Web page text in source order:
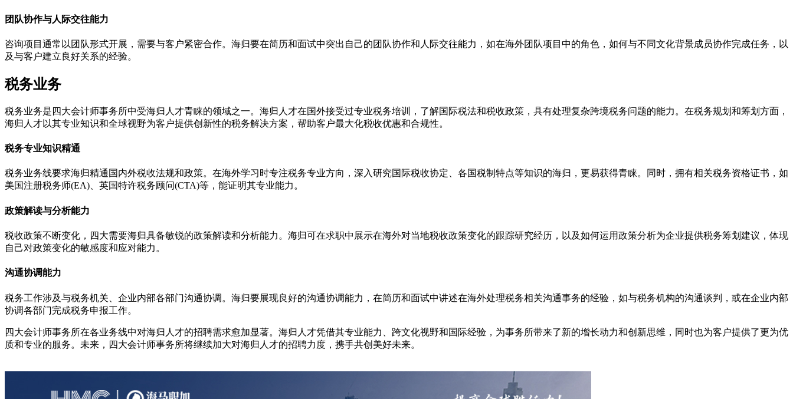
团队协作与人际交往能力
咨询项目通常以团队形式开展，需要与客户紧密合作。海归要在简历和面试中突出自己的团队协作和人际交往能力，如在海外团队项目中的角色，如何与不同文化背景成员协作完成任务，以
及与客户建立良好关系的经验。
税务业务
税务业务是四大会计师事务所中受海归人才青睐的领域之一。海归人才在国外接受过专业税务培训，了解国际税法和税收政策，具有处理复杂跨境税务问题的能力。在税务规划和筹划方面，
海归人才以其专业知识和全球视野为客户提供创新性的税务解决方案，帮助客户最大化税收优惠和合规性。
税务专业知识精通
税务业务线要求海归精通国内外税收法规和政策。在海外学习时专注税务专业方向，深入研究国际税收协定、各国税制特点等知识的海归，更易获得青睐。同时，拥有相关税务资格证书，如
美国注册税务师(EA)、英国特许税务顾问(CTA)等，能证明其专业能力。
政策解读与分析能力
税收政策不断变化，四大需要海归具备敏锐的政策解读和分析能力。海归可在求职中展示在海外对当地税收政策变化的跟踪研究经历，以及如何运用政策分析为企业提供税务筹划建议，体现
自己对政策变化的敏感度和应对能力。
沟通协调能力
税务工作涉及与税务机关、企业内部各部门沟通协调。海归要展现良好的沟通协调能力，在简历和面试中讲述在海外处理税务相关沟通事务的经验，如与税务机构的沟通谈判，或在企业内部
协调各部门完成税务申报工作。
四大会计师事务所在各业务线中对海归人才的招聘需求愈加显著。海归人才凭借其专业能力、跨文化视野和国际经验，为事务所带来了新的增长动力和创新思维，同时也为客户提供了更为优
质和专业的服务。未来，四大会计师事务所将继续加大对海归人才的招聘力度，携手共创美好未来。